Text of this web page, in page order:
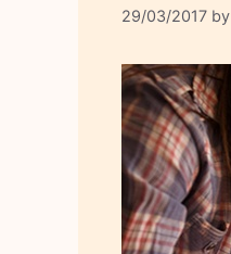
29/03/2017 by